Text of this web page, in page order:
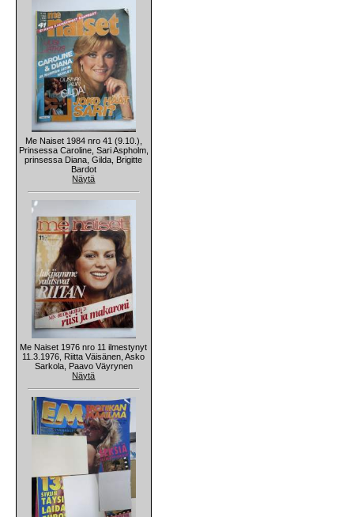
Me Naiset 1984 nro 41 (9.10.),
Prinsessa Caroline, Sari Aspholm,
prinsessa Diana, Gilda, Brigitte
Bardot
Näytä
Me Naiset 1976 nro 11 ilmestynyt
11.3.1976, Riitta Väisänen, Asko
Sarkola, Paavo Väyrynen
Näytä